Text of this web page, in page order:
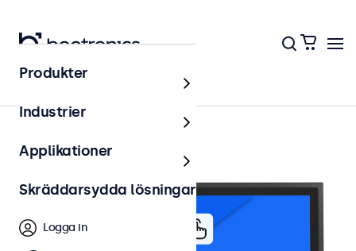
Produkter
Industrier
Applikationer
Skräddarsydda lösningar
Logga in